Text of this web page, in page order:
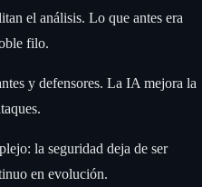
el análisis. Lo que antes era
filo.
y defensores. La IA mejora la
la seguridad deja de ser
en evolución.